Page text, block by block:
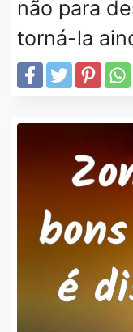
não para
torná-la